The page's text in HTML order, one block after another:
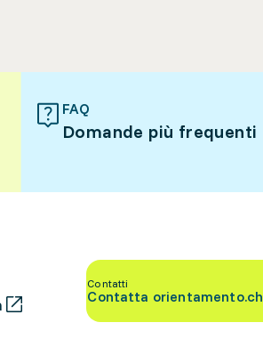
FAQ
Domande più frequenti
Contatti
Contatta orientamento.ch